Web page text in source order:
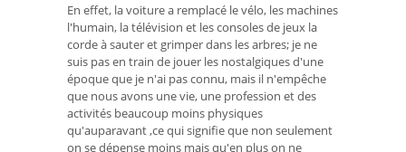
En effet, la voiture a remplacé le vélo, les machines
l'humain, la télévision et les consoles de jeux la
corde à sauter et grimper dans les arbres; je ne
suis pas en train de jouer les nostalgiques d'une
époque que je n'ai pas connu, mais il n'empêche
que nous avons une vie, une profession et des
activités beaucoup moins physiques
qu'auparavant ,ce qui signifie que non seulement
on se dépense moins mais qu'en plus on ne